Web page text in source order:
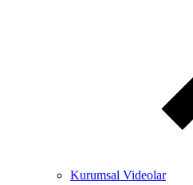
Kurumsal Videolar